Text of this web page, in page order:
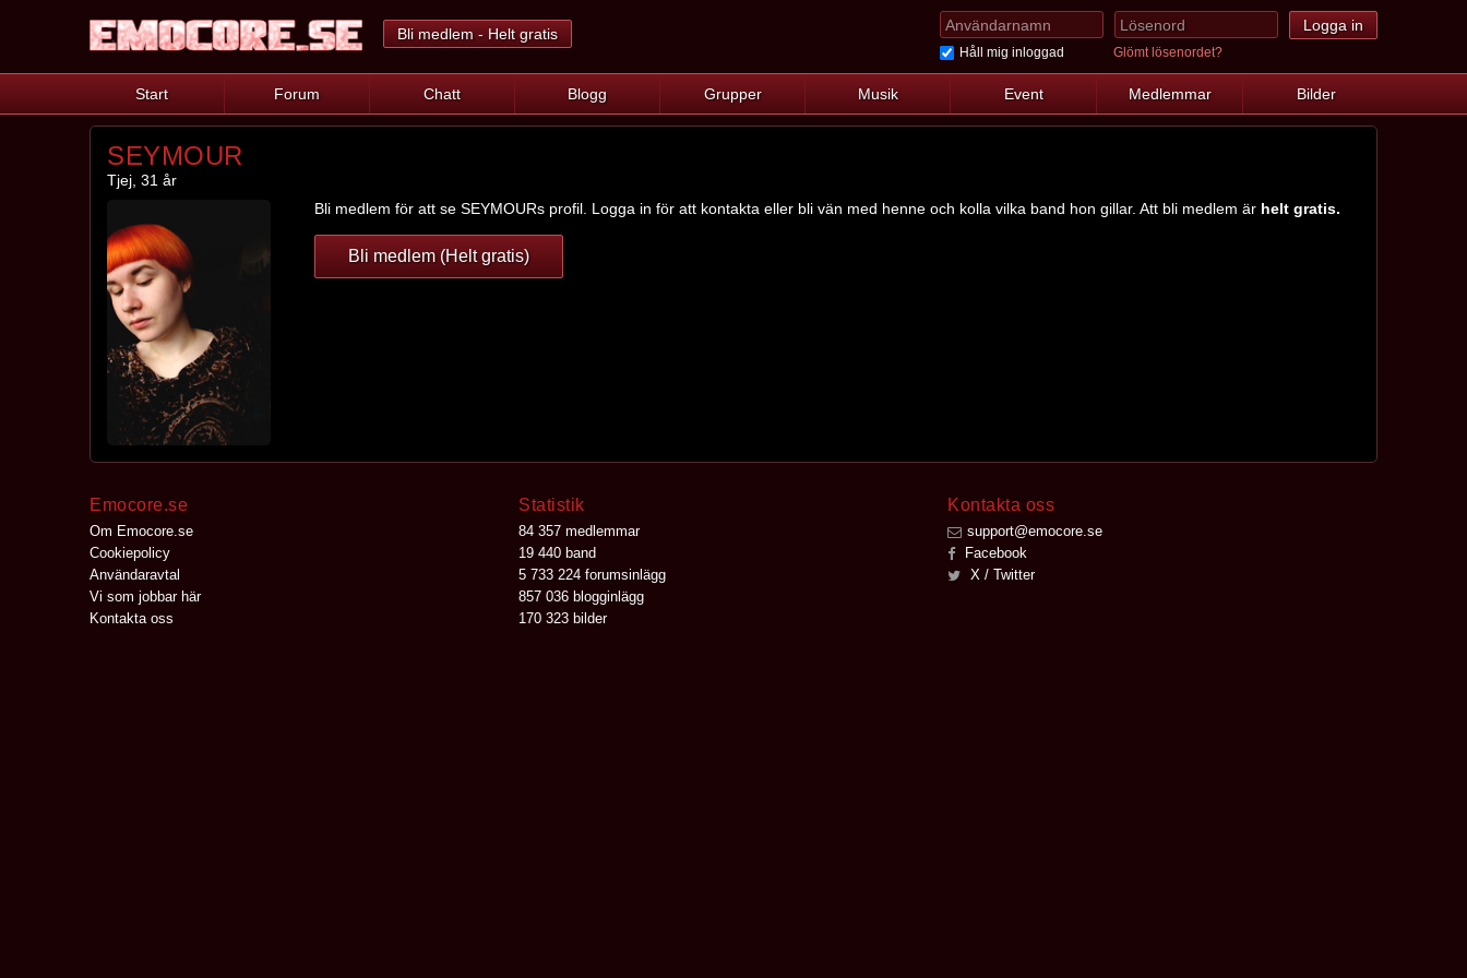
Bli medlem - Helt gratis
Håll mig inloggad Glömt lösenordet?
Start Forum Chatt Blogg Grupper Musik Event Medlemmar Bilder
SEYMOUR
Tjej, 31 år
Bli medlem för att se SEYMOURs profil. Logga in för att kontakta eller bli vän med henne och kolla vilka band hon gillar. Att bli medlem är helt gratis.
Bli medlem (Helt gratis)
Emocore.se
Om Emocore.se
Cookiepolicy
Användaravtal
Vi som jobbar här
Kontakta oss
Statistik
84 357 medlemmar
19 440 band
5 733 224 forumsinlägg
857 036 blogginlägg
170 323 bilder
Kontakta oss
support@emocore.se
Facebook
X / Twitter